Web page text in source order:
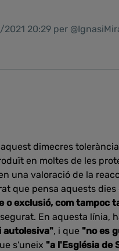
20:29 per
dimecres
en moltes de les
una valoració de la
que pensa aquests
o exclusió, com tampoc
En aquesta línia,
autolesiva", i que "no es
s'uneix "a l'Església de